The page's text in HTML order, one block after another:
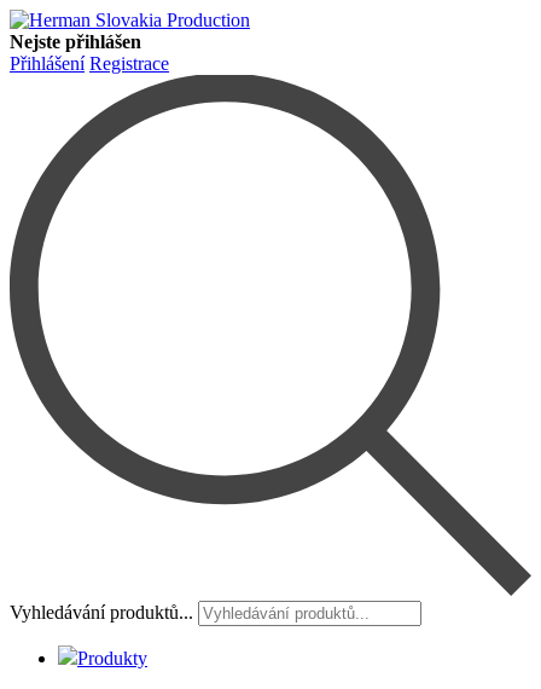
Nejste přihlášen
Přihlášení Registrace
Vyhledávání produktů...
Produkty